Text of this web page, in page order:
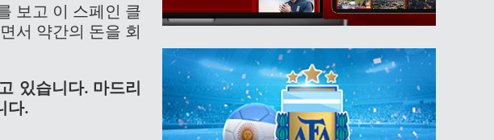
보고 이 스페인 클
서 약간의 돈을 회
있습니다. 마드리
다.